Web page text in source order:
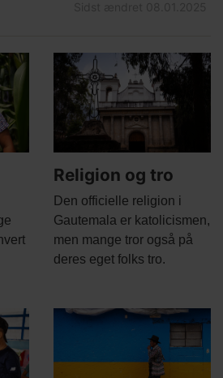
Main
picture
Religion og tro
Body
Den officielle religion i
Gautemala er katolicismen,
men mange tror også på
deres eget folks tro.
Main